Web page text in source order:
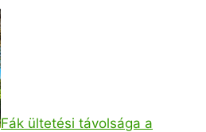
Fák ültetési távolsága a